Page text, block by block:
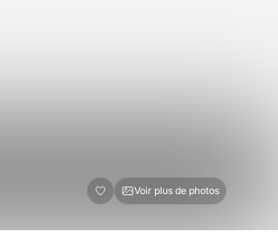
Voir plus de photos